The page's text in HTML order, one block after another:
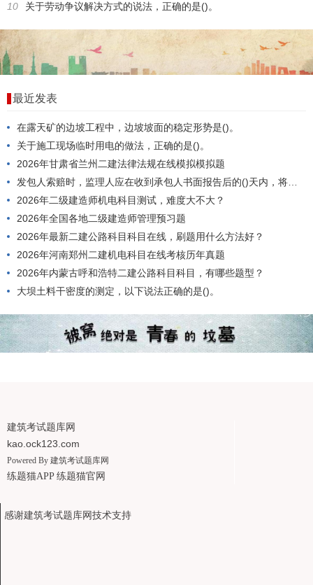
10
关于劳动争议解决方式的说法，正确的是()。
最近发表
在露天矿的边坡工程中，边坡坡面的稳定形势是()。
关于施工现场临时用电的做法，正确的是()。
2026年甘肃省兰州二建法律法规在线模拟模拟题
发包人索赔时，监理人应在收到承包人书面报告后的()天内，将异议的处理意见通知承包人，并执行赔付。
2026年二级建造师机电科目测试，难度大不大？
2026年全国各地二级建造师管理预习题
2026年最新二建公路科目科目在线，刷题用什么方法好？
2026年河南郑州二建机电科目在线考核历年真题
2026年内蒙古呼和浩特二建公路科目科目，有哪些题型？
大坝土料干密度的测定，以下说法正确的是()。
建筑考试题库网
kao.ock123.com
Powered By 建筑考试题库网
练题猫APP 练题猫官网
感谢建筑考试题库网技术支持